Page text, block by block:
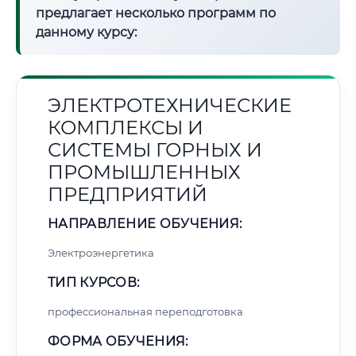
предлагает несколько программ по
данному курсу:
ЭЛЕКТРОТЕХНИЧЕСКИЕ
КОМПЛЕКСЫ И
СИСТЕМЫ ГОРНЫХ И
ПРОМЫШЛЕННЫХ
ПРЕДПРИЯТИЙ
НАПРАВЛЕНИЕ ОБУЧЕНИЯ:
Электроэнергетика
ТИП КУРСОВ:
профессиональная переподготовка
ФОРМА ОБУЧЕНИЯ: